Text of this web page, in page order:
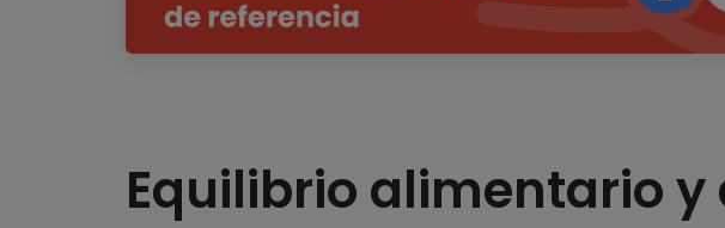
Equilibrio alimentario